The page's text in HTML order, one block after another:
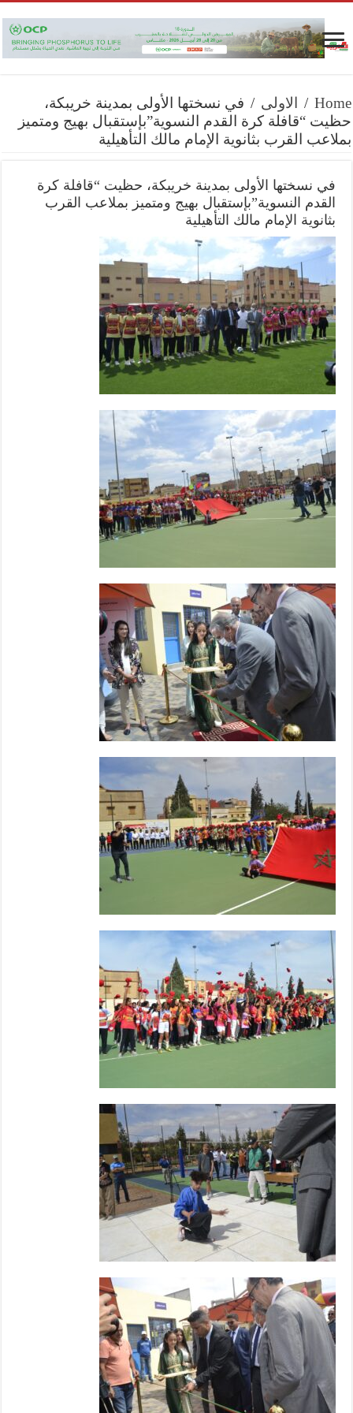
Home
/ الاولى / في نسختها الأولى بمدينة خريبكة،
حظيت “قافلة كرة القدم النسوية”بإستقبال بهيج ومتميز
بملاعب القرب بثانوية الإمام مالك التأهيلية
في نسختها الأولى بمدينة خريبكة، حظيت “قافلة كرة
القدم النسوية”بإستقبال بهيج ومتميز بملاعب القرب
بثانوية الإمام مالك التأهيلية